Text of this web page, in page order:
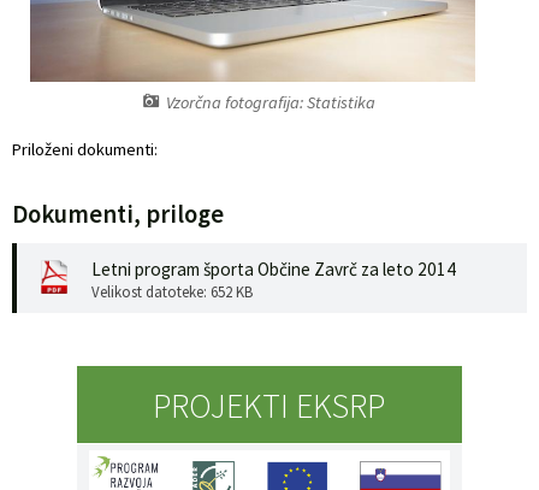
Vzorčna fotografija: Statistika
Priloženi dokumenti:
Dokumenti, priloge
Letni program športa Občine Zavrč za leto 2014
Velikost datoteke: 652 KB
PROJEKTI EKSRP
Naselja v občini
Varstvo osebnih podatkov
Strateški dokumenti
Katalog informacij javnega značaja
Prostorski akti občine
Predpisi in odloki
Občinski časopis
Proračun občine
Lokalne volitve